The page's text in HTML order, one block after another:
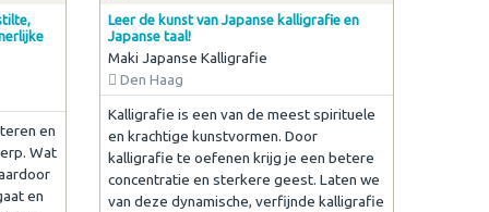
en
Wat
en
Leer de kunst van Japanse kalligrafie en
Japanse taal!
Maki Japanse Kalligrafie
Den Haag
Kalligrafie is een van de meest spirituele
en krachtige kunstvormen. Door
kalligrafie te oefenen krijg je een betere
concentratie en sterkere geest. Laten we
van deze dynamische, verfijnde kalligrafie